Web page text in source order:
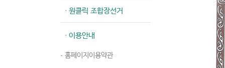
· 원클릭 조합장선거
· 이용안내
- 홈페이지이용약관